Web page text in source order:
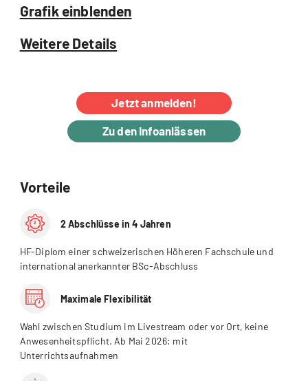
Grafik einblenden
Weitere Details
Jetzt anmelden!
Zu den Infoanlässen
Vorteile
2 Abschlüsse in 4 Jahren
HF-Diplom einer schweizerischen Höheren Fachschule und
international anerkannter BSc-Abschluss
Maximale Flexibilität
Wahl zwischen Studium im Livestream oder vor Ort, keine
Anwesenheitspflicht. Ab Mai 2026: mit
Unterrichtsaufnahmen